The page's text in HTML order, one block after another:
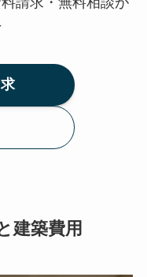
建築費用